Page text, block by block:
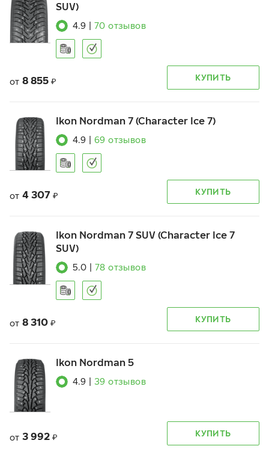
SUV)
4.9 70 отзывов
от 8 855 ₽ КУПИТЬ
Ikon Nordman 7 (Character Ice 7)
4.9 69 отзывов
от 4 307 ₽ КУПИТЬ
Ikon Nordman 7 SUV (Character Ice 7
SUV)
5.0 78 отзывов
от 8 310 ₽ КУПИТЬ
Ikon Nordman 5
4.9 39 отзывов
от 3 992 ₽ КУПИТЬ